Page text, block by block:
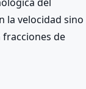
la velocidad sino
de